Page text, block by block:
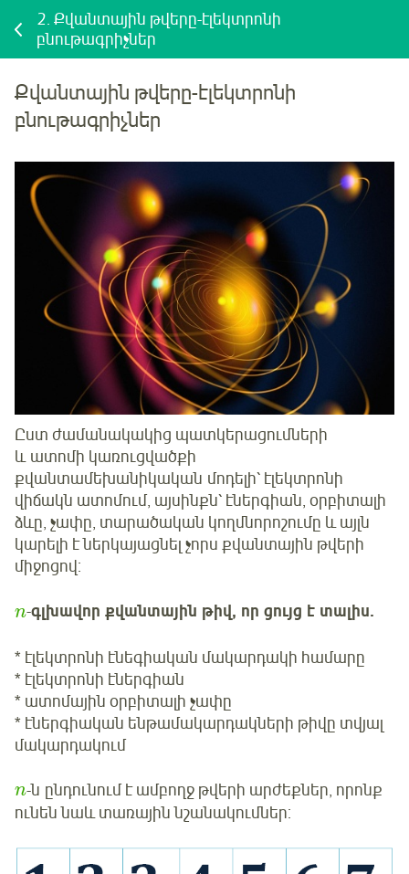
2. Քվանտային թվերը-էլեկտրոնի
բնութագրիչներ
Քվանտային թվերը-էլեկտրոնի
բնութագրիչներ
Ըստ ժամանակակից պատկերացումների
և ատոմի կառուցվածքի
քվանտամեխանիկական մոդելի՝ էլեկտրոնի
վիճակն ատոմում, այսինքն՝ էներգիան, օրբիտալի
ձևը, չափը, տարածական կողմնորոշումը և այլն
կարելի է ներկայացնել չորս քվանտային թվերի
միջոցով:
n-գլխավոր քվանտային թիվ, որ ցույց է տալիս.
* էլեկտրոնի էնեգիական մակարդակի համարը
* էլեկտրոնի էներգիան
* ատոմային օրբիտալի չափը
* էներգիական ենթամակարդակների թիվը տվյալ
մակարդակում
n-ն ընդունում է ամբողջ թվերի արժեքներ, որոնք
ունեն նաև տառային նշանակումներ: